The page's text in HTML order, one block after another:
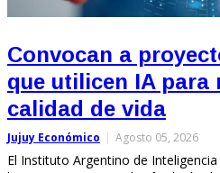
Convocan a
que utilicen IA para
calidad de vida
Jujuy Económico Agosto 05, 2026
El Instituto Argentino de